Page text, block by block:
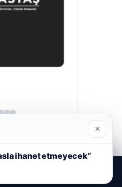
×
ihanet etmeyecek”